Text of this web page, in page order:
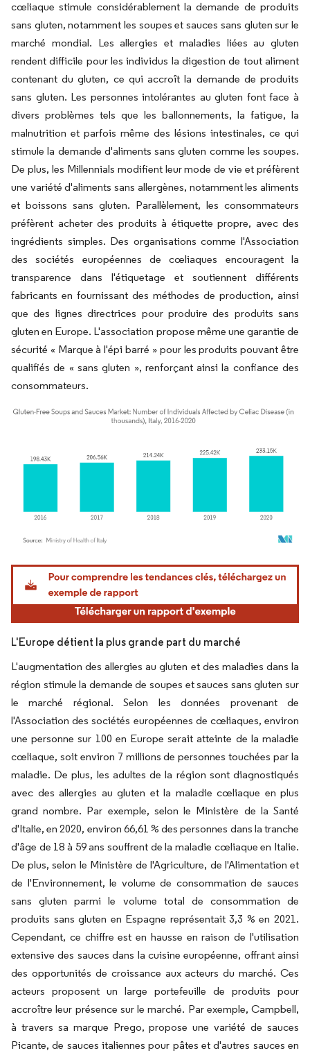
cœliaque stimule considérablement la demande de produits
sans gluten, notamment les soupes et sauces sans gluten sur le
marché mondial. Les allergies et maladies liées au gluten
rendent difficile pour les individus la digestion de tout aliment
contenant du gluten, ce qui accroît la demande de produits
sans gluten. Les personnes intolérantes au gluten font face à
divers problèmes tels que les ballonnements, la fatigue, la
malnutrition et parfois même des lésions intestinales, ce qui
stimule la demande d'aliments sans gluten comme les soupes.
De plus, les Millennials modifient leur mode de vie et préfèrent
une variété d'aliments sans allergènes, notamment les aliments
et boissons sans gluten. Parallèlement, les consommateurs
préfèrent acheter des produits à étiquette propre, avec des
ingrédients simples. Des organisations comme l'Association
des sociétés européennes de cœliaques encouragent la
transparence dans l'étiquetage et soutiennent différents
fabricants en fournissant des méthodes de production, ainsi
que des lignes directrices pour produire des produits sans
gluten en Europe. L'association propose même une garantie de
sécurité « Marque à l'épi barré » pour les produits pouvant être
qualifiés de « sans gluten », renforçant ainsi la confiance des
consommateurs.
Image © Mordor Intelligence. La réutilisation nécessite une attribution sous CC BY
L'Europe détient la plus grande part du marché
L'augmentation des allergies au gluten et des maladies dans la
région stimule la demande de soupes et sauces sans gluten sur
le marché régional. Selon les données provenant de
l'Association des sociétés européennes de cœliaques, environ
une personne sur 100 en Europe serait atteinte de la maladie
cœliaque, soit environ 7 millions de personnes touchées par la
maladie. De plus, les adultes de la région sont diagnostiqués
avec des allergies au gluten et la maladie cœliaque en plus
grand nombre. Par exemple, selon le Ministère de la Santé
d'Italie, en 2020, environ 66,61 % des personnes dans la tranche
d'âge de 18 à 59 ans souffrent de la maladie cœliaque en Italie.
De plus, selon le Ministère de l'Agriculture, de l'Alimentation et
de l'Environnement, le volume de consommation de sauces
sans gluten parmi le volume total de consommation de
produits sans gluten en Espagne représentait 3,3 % en 2021.
Cependant, ce chiffre est en hausse en raison de l'utilisation
extensive des sauces dans la cuisine européenne, offrant ainsi
des opportunités de croissance aux acteurs du marché. Ces
acteurs proposent un large portefeuille de produits pour
accroître leur présence sur le marché. Par exemple, Campbell,
à travers sa marque Prego, propose une variété de sauces
Picante, de sauces italiennes pour pâtes et d'autres sauces en